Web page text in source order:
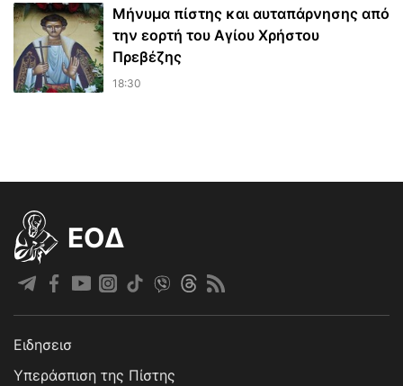
Μήνυμα πίστης και αυταπάρνησης από
την εορτή του Αγίου Χρήστου
Πρεβέζης
18:30
EOΔ
Ειδησεισ
Υπεράσπιση της Πίστης